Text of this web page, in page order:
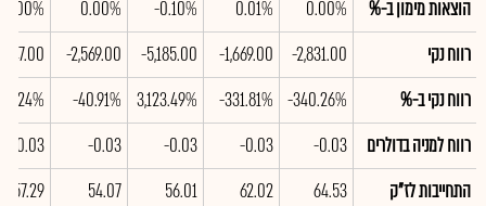
הוצאות מימון ב-%
0.00%
0.01%
-0.10%
0.00%
0.00%
רווח נקי
-2,831.00
-1,669.00
-5,185.00
-2,569.00
רווח נקי ב-%
-340.26%
-331.81%
3,123.49%
-40.91%
רווח למניה בדולרים
-0.03
-0.03
-0.03
-0.03
-0.03
התחייבות לז"ק
64.53
62.02
56.01
54.07
57.29